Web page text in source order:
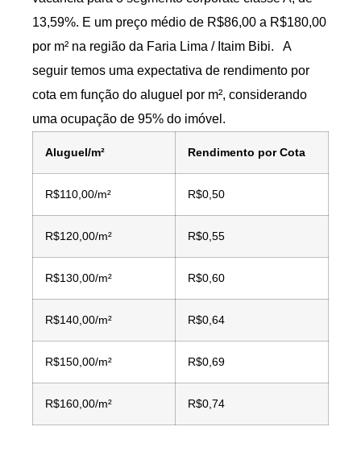
13,59%. E um preço médio de R$86,00 a R$180,00
por m² na região da Faria Lima / Itaim Bibi. A
seguir temos uma expectativa de rendimento por
cota em função do aluguel por m², considerando
uma ocupação de 95% do imóvel.
Aluguel/m² Rendimento por Cota
R$110,00/m² R$0,50
R$120,00/m² R$0,55
R$130,00/m² R$0,60
R$140,00/m² R$0,64
R$150,00/m² R$0,69
R$160,00/m² R$0,74